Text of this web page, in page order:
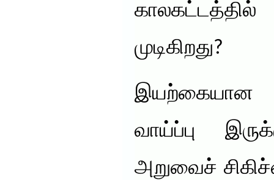
முடிகிறது?
இயற்கையான
வாய்ப்பு
அறுவைச்